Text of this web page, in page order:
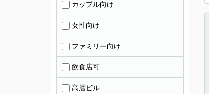
カップル向け
女性向け
ファミリー向け
飲食店可
高層ビル